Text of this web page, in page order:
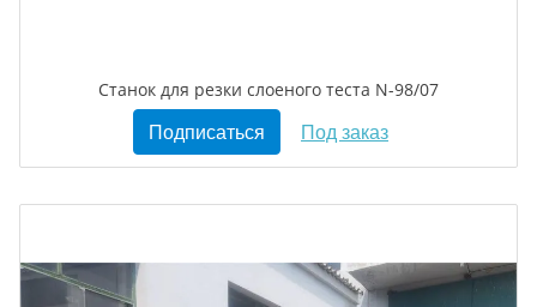
Станок для резки слоеного теста N-98/07
Подписаться Под заказ